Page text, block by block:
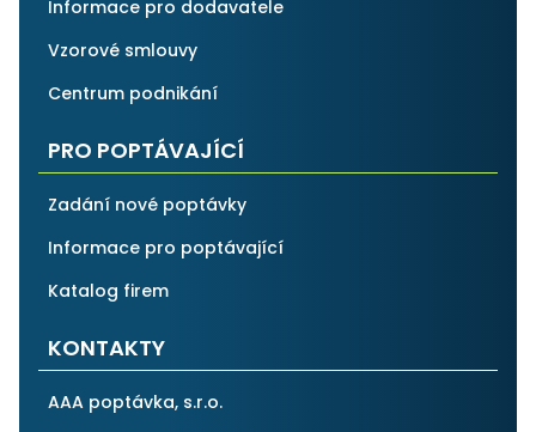
Informace pro dodavatele
Vzorové smlouvy
Centrum podnikání
PRO POPTÁVAJÍCÍ
Zadání nové poptávky
Informace pro poptávající
Katalog firem
KONTAKTY
AAA poptávka, s.r.o.